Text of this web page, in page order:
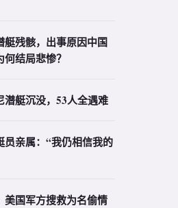
艇残骸，出事原因中国
结局悲惨？
潜艇沉没，53人全遇难
员亲属：“我仍相信我的
美国军方搜救为名偷情